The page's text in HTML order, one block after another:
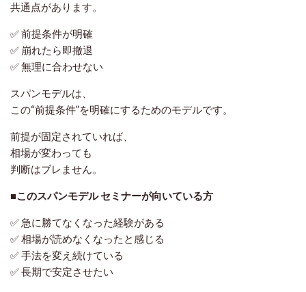
共通点があります。
✅ 前提条件が明確
✅ 崩れたら即撤退
✅ 無理に合わせない
スパンモデルは、
この“前提条件”を明確にするためのモデルです。
前提が固定されていれば、
相場が変わっても
判断はブレません。
■このスパンモデル セミナーが向いている方
✅ 急に勝てなくなった経験がある
✅ 相場が読めなくなったと感じる
✅ 手法を変え続けている
✅ 長期で安定させたい